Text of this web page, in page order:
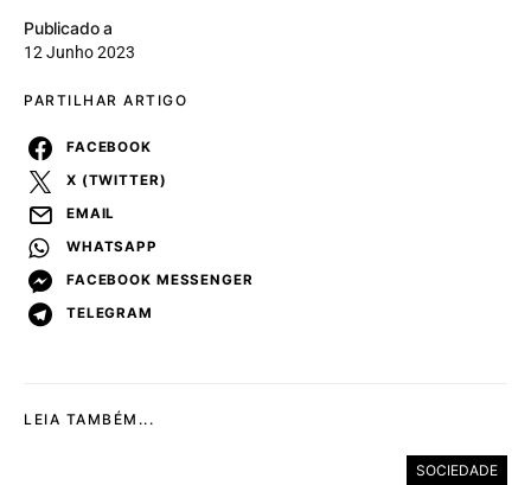
Publicado a
12 Junho 2023
PARTILHAR ARTIGO
FACEBOOK
X (TWITTER)
EMAIL
WHATSAPP
FACEBOOK MESSENGER
TELEGRAM
LEIA TAMBÉM...
SOCIEDADE